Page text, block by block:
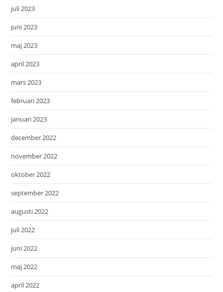
juli 2023
juni 2023
maj 2023
april 2023
mars 2023
februari 2023
januari 2023
december 2022
november 2022
oktober 2022
september 2022
augusti 2022
juli 2022
juni 2022
maj 2022
april 2022